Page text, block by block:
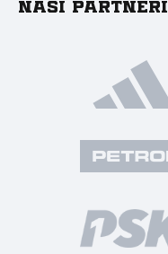
Naši partneri